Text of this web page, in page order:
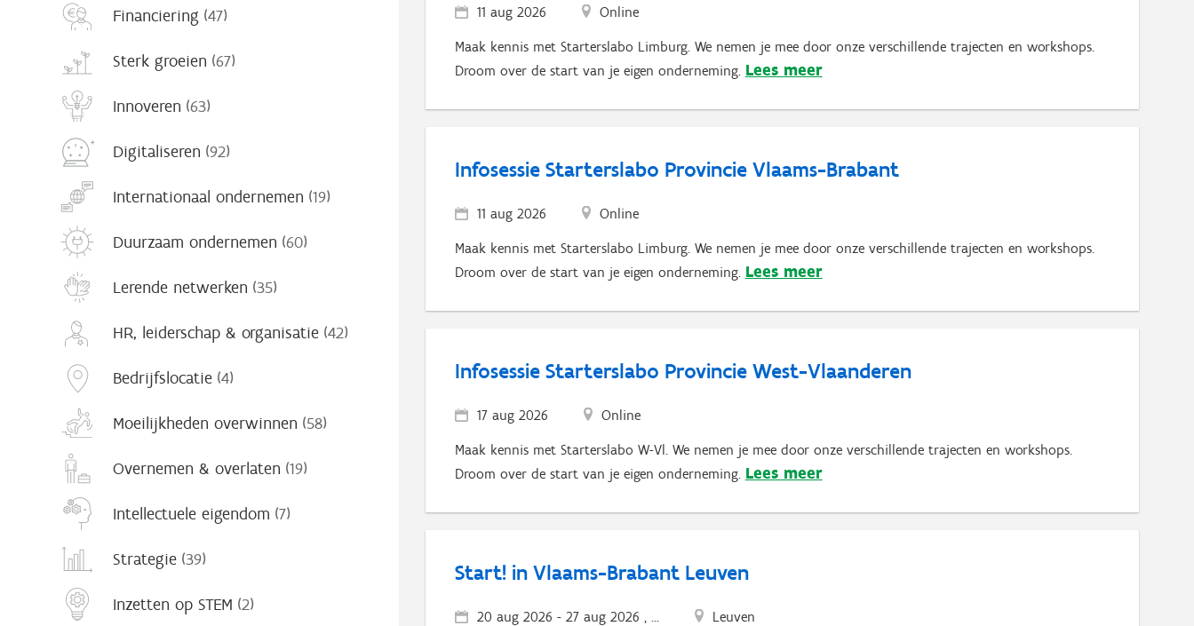
Financiering (47)
Sterk groeien (67)
Innoveren (63)
Digitaliseren (92)
Internationaal ondernemen (19)
Duurzaam ondernemen (60)
Lerende netwerken (35)
HR, leiderschap & organisatie (42)
Bedrijfslocatie (4)
Moeilijkheden overwinnen (58)
Overnemen & overlaten (19)
Intellectuele eigendom (7)
Strategie (39)
Inzetten op STEM (2)
11 aug 2026 Online
Maak kennis met Starterslabo Limburg. We nemen je mee door onze verschillende trajecten en workshops.
Droom over de start van je eigen onderneming. Lees meer
Infosessie Starterslabo Provincie Vlaams-Brabant
11 aug 2026 Online
Maak kennis met Starterslabo Limburg. We nemen je mee door onze verschillende trajecten en workshops.
Droom over de start van je eigen onderneming. Lees meer
Infosessie Starterslabo Provincie West-Vlaanderen
17 aug 2026 Online
Maak kennis met Starterslabo W-Vl. We nemen je mee door onze verschillende trajecten en workshops.
Droom over de start van je eigen onderneming. Lees meer
Start! in Vlaams-Brabant Leuven
20 aug 2026 - 27 aug 2026 , ... Leuven